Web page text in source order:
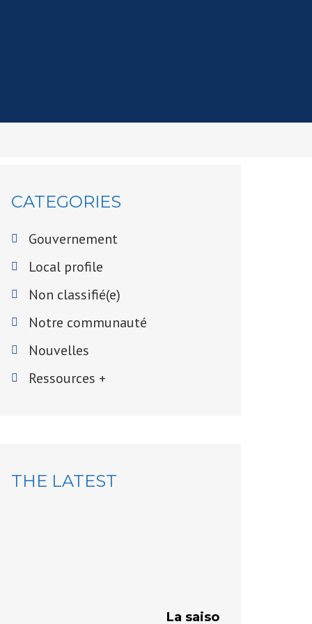
CATEGORIES
Gouvernement
Local profile
Non classifié(e)
Notre communauté
Nouvelles
Ressources +
THE LATEST
La saison des